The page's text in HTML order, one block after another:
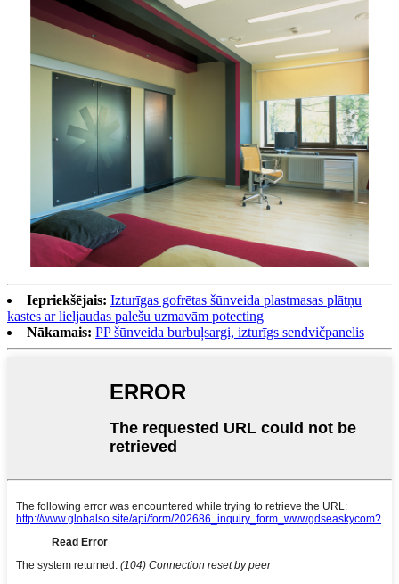
Iepriekšējais: Izturīgas gofrētas šūnveida plastmasas plātņu
kastes ar lieljaudas palešu uzmavām potecting
Nākamais: PP šūnveida burbuļsargi, izturīgs sendvičpanelis